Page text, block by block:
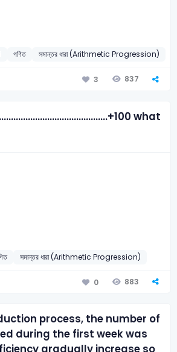
গণিত সমান্তর ধারা (Arithmetic Progression)
3 837
what
সমান্তর ধারা (Arithmetic Progression)
0 883
process, the number of
during the first week was
gradually increase so